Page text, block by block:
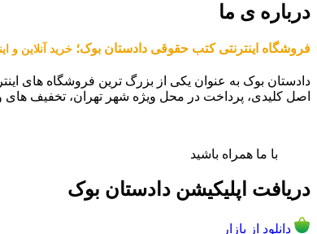
درباره ی ما
فروشگاه اینترنتی کتب حقوقی دادستان بوک؛ خرید آنلاین و
دادستان بوک به عنوان یکی از بزرگ ترین فروشگاه های
اصل کلیدی، پرداخت در محل ویژه شهر تهران، تخفیف
با ما همراه باشید
دریافت اپلیکیشن دادستان بوک
دانلود از بازار